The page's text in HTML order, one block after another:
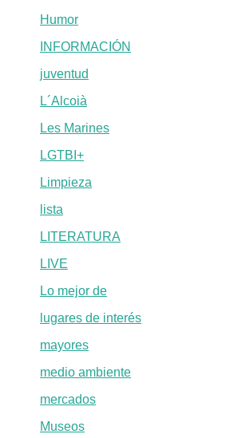
Humor
INFORMACIÓN
juventud
L´Alcoià
Les Marines
LGTBI+
Limpieza
lista
LITERATURA
LIVE
Lo mejor de
lugares de interés
mayores
medio ambiente
mercados
Museos